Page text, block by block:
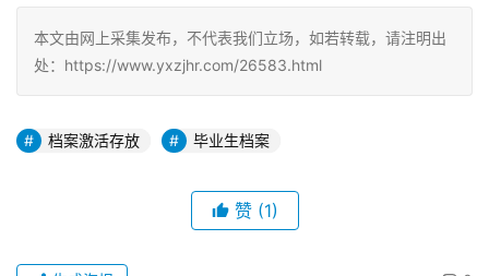
本文由网上采集发布，不代表我们立场，如若转载，请注明出
处：https://www.yxzjhr.com/26583.html
档案激活存放 毕业生档案
赞 (1)